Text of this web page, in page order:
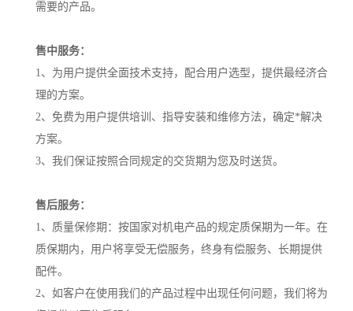
需要的产品。
售中服务：
1、为用户提供全面技术支持，配合用户选型，提供最经济合
理的方案。
2、免费为用户提供培训、指导安装和维修方法，确定*解决
方案。
3、我们保证按照合同规定的交货期为您及时送货。
售后服务：
1、质量保修期：按国家对机电产品的规定质保期为一年。在
质保期内，用户将享受无偿服务，终身有偿服务、长期提供
配件。
2、如客户在使用我们的产品过程中出现任何问题，我们将为